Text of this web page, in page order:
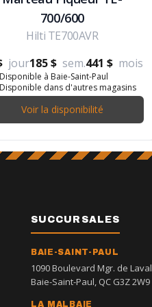
700/600
Hilti TE700AVR
jour185 $ sem.441 $ mois
Disponible à Baie-Saint-Paul
Disponible dans d'autres magasins
Voir la disponibilité
SUCCURSALES
BAIE-SAINT-PAUL
1090 Boulevard Mgr. de Laval
Baie-Saint-Paul, QC G3Z 2W9
LA MALBAIE